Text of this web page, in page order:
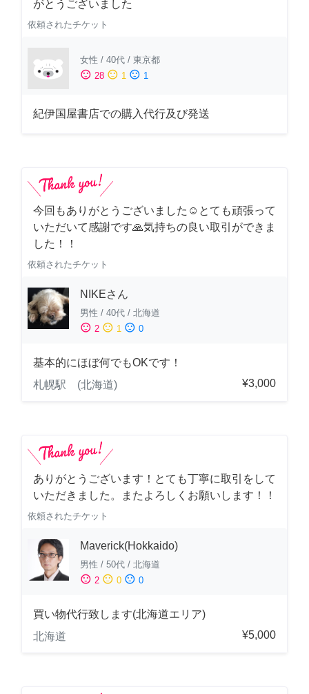
がとうございました
依頼されたチケット
女性 / 40代 / 東京都
sentiment_satisfied 28 sentiment_neutral 1 sentiment_dissatisfied 1
紀伊国屋書店での購入代行及び発送
今回もありがとうございました☺️とても頑張って
いただいて感謝です🙏気持ちの良い取引ができま
した！！
依頼されたチケット
NIKEさん
男性 / 40代 / 北海道
sentiment_satisfied 2 sentiment_neutral 1 sentiment_dissatisfied 0
基本的にほぼ何でもOKです！
札幌駅 (北海道)
¥3,000
ありがとうございます！とても丁寧に取引をして
いただきました。またよろしくお願いします！！
依頼されたチケット
Maverick(Hokkaido)
男性 / 50代 / 北海道
sentiment_satisfied 2 sentiment_neutral 0 sentiment_dissatisfied 0
買い物代行致します(北海道エリア)
北海道
¥5,000